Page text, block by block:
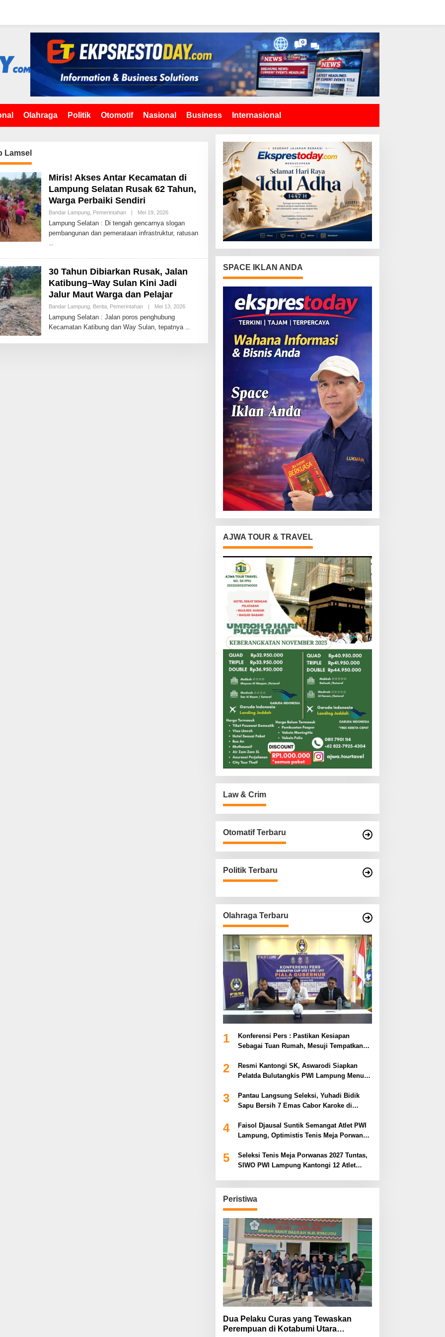
Olahraga Politik Otomotif Nasional Business Internasional
Lamsel
Miris! Akses Antar Kecamatan di
Lampung Selatan Rusak 62 Tahun,
Warga Perbaiki Sendiri
Bandar Lampung, Pemerintahan | Mei 19, 2026O
E
H
Y
2
Lampung Selatan : Di tengah gencarnya slogan
pembangunan dan pemerataan infrastruktur, ratusan
30 Tahun Dibiarkan Rusak, Jalan
Katibung–Way Sulan Kini Jadi
Jalur Maut Warga dan Pelajar
Bandar Lampung, Berita, Pemerintahan | Mei 13, 2026O
Lampung Selatan : Jalan poros penghubung
Kecamatan Katibung dan Way Sulan, tepatnya
SPACE IKLAN ANDA
AJWA TOUR & TRAVEL
Law & Crim
Otomatif Terbaru
Politik Terbaru
Olahraga Terbaru
1
Konferensi Pers : Pastikan Kesiapan
Sebagai Tuan Rumah, Mesuji Tempatkan
Piala Gubernur Lampung
2
Resmi Kantongi SK, Aswarodi Siapkan
Pelatda Bulutangkis PWI Lampung Menuju
3
Pantau Langsung Seleksi, Yuhadi Bidik
Sapu Bersih 7 Emas Cabor Karoke di
4
Faisol Djausal Suntik Semangat Atlet PWI
Lampung, Optimistis Tenis Meja Porwanas
5
Seleksi Tenis Meja Porwanas 2027 Tuntas,
SIWO PWI Lampung Kantongi 12 Atlet
Peristiwa
Dua Pelaku Curas yang Tewaskan
Perempuan di Kotabumi Utara